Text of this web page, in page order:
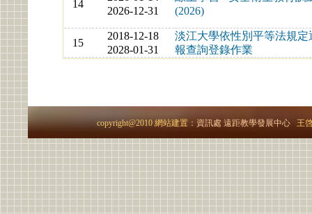
14
2026-12-31
(2026)
15
2018-12-18
2028-01-31
淡江大學依性別平等法規定
報查詢登錄作業
copyright@2010 網站建置： 資訊處 遠距教學發展中心王